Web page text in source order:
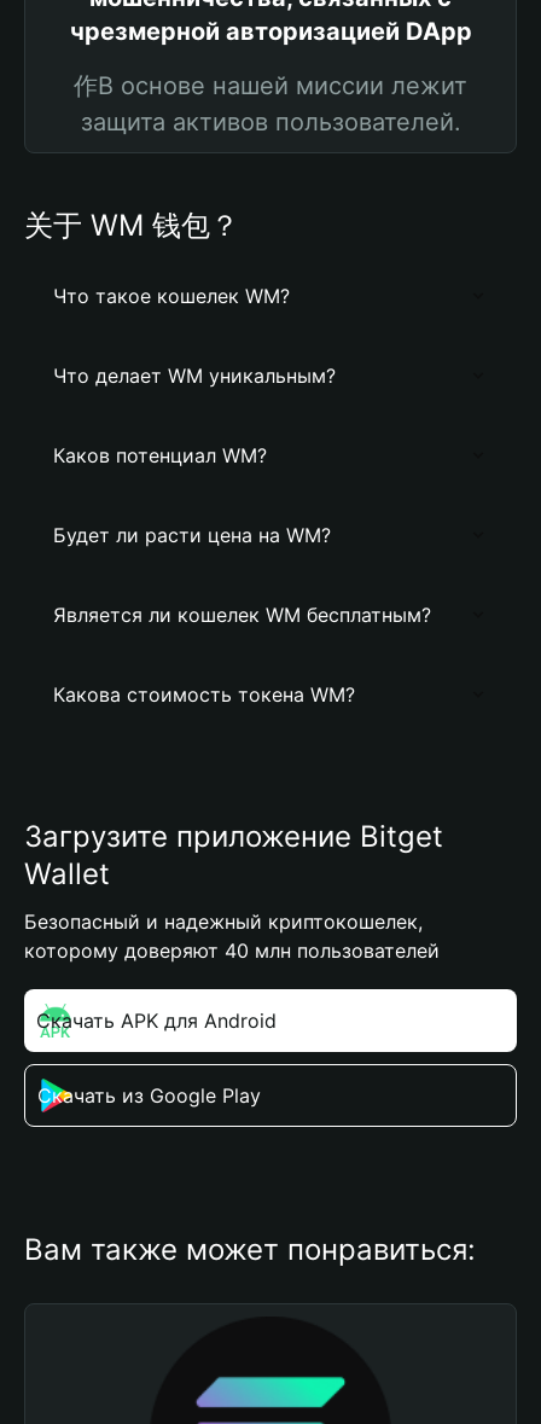
чрезмерной авторизацией DApp
作В основе нашей миссии лежит
защита активов пользователей.
关于 WM 钱包？
Что такое кошелек WM?
Что делает WM уникальным?
Каков потенциал WM?
Будет ли расти цена на WM?
Является ли кошелек WM бесплатным?
Какова стоимость токена WM?
Загрузите приложение Bitget
Wallet
Безопасный и надежный криптокошелек,
которому доверяют 40 млн пользователей
Скачать APK для Android
Скачать из Google Play
Вам также может понравиться: